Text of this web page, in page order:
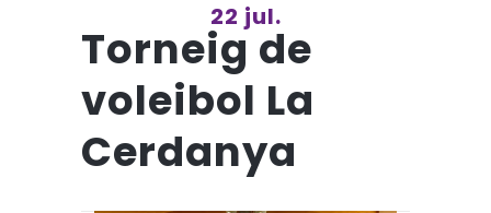
22 jul.
Torneig de
voleibol La
Cerdanya